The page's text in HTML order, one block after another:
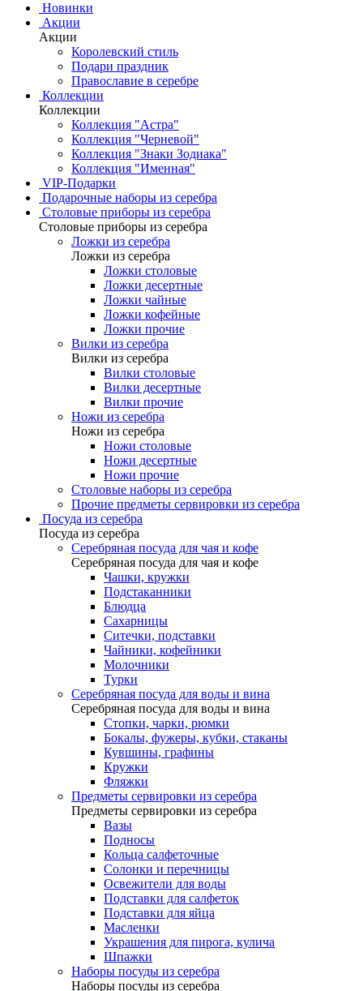
Новинки
Акции
Акции
Королевский стиль
Подари праздник
Православие в серебре
Коллекции
Коллекции
Коллекция "Астра"
Коллекция "Черневой"
Коллекция "Знаки Зодиака"
Коллекция "Именная"
VIP-Подарки
Подарочные наборы из серебра
Столовые приборы из серебра
Столовые приборы из серебра
Ложки из серебра
Ложки из серебра
Ложки столовые
Ложки десертные
Ложки чайные
Ложки кофейные
Ложки прочие
Вилки из серебра
Вилки из серебра
Вилки столовые
Вилки десертные
Вилки прочие
Ножи из серебра
Ножи из серебра
Ножи столовые
Ножи десертные
Ножи прочие
Столовые наборы из серебра
Прочие предметы сервировки из серебра
Посуда из серебра
Посуда из серебра
Серебряная посуда для чая и кофе
Серебряная посуда для чая и кофе
Чашки, кружки
Подстаканники
Блюдца
Сахарницы
Ситечки, подставки
Чайники, кофейники
Молочники
Турки
Серебряная посуда для воды и вина
Серебряная посуда для воды и вина
Стопки, чарки, рюмки
Бокалы, фужеры, кубки, стаканы
Кувшины, графины
Кружки
Фляжки
Предметы сервировки из серебра
Предметы сервировки из серебра
Вазы
Подносы
Кольца салфеточные
Солонки и перечницы
Освежители для воды
Подставки для салфеток
Подставки для яйца
Масленки
Украшения для пирога, кулича
Шпажки
Наборы посуды из серебра
Наборы посуды из серебра